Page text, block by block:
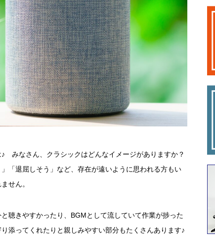
♪ みなさん、クラシックはどんなイメージがありますか？
」「退屈しそう」など、存在が遠いように思われる方もい
せん。
聴きやすかったり、BGMとして流していて作業が捗った
り添ってくれたりと親しみやすい部分もたくさんあります♪